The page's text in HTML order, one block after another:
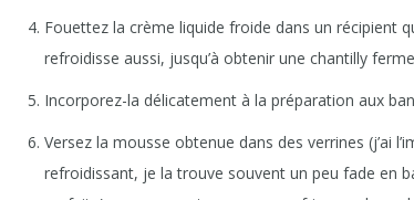
Fouettez la crème liquide froide dans un récipient
refroidisse aussi, jusqu’à obtenir une chantilly
Incorporez-la délicatement à la préparation aux
Versez la mousse obtenue dans des verrines (j’ai
refroidissant, je la trouve souvent un peu fade en